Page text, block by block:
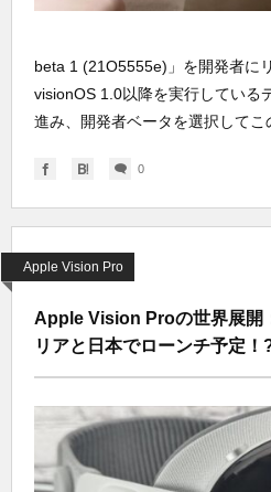
beta 1 (21O5555e)」を開発者に
visionOS 1.0以降を実行している
進み、開発者ベータを選択してこ
0
Apple Vision Pro
Apple Vision Proの世界展開
リアと日本でローンチ予定！